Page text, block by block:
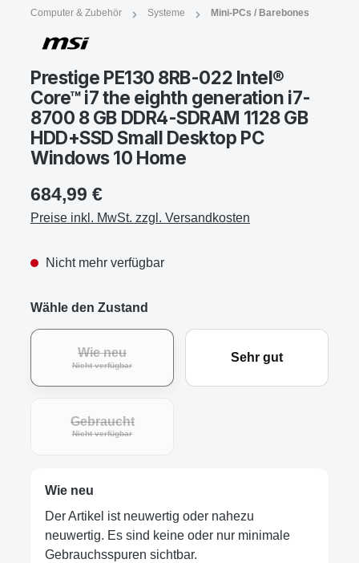
Computer & Zubehör Systeme Mini-PCs / Barebones
Prestige PE130 8RB-022 Intel®
Core™ i7 the eighth generation i7-
8700 8 GB DDR4-SDRAM 1128 GB
HDD+SSD Small Desktop PC
Windows 10 Home
684,99 €
Preise inkl. MwSt. zzgl. Versandkosten
Nicht mehr verfügbar
Wähle den Zustand
Wie neu
Nicht verfügbar
Sehr gut
Gebraucht
Nicht verfügbar
Wie neu
Der Artikel ist neuwertig oder nahezu
neuwertig. Es sind keine oder nur minimale
Gebrauchsspuren sichtbar.